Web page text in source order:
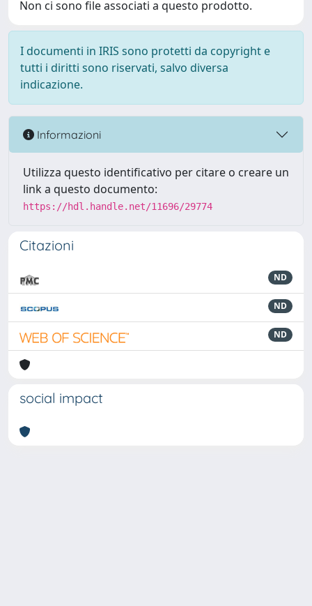
Non ci sono file associati a questo prodotto.
I documenti in IRIS sono protetti da copyright e
tutti i diritti sono riservati, salvo diversa
indicazione.
Informazioni
Utilizza questo identificativo per citare o creare un
link a questo documento:
https://hdl.handle.net/11696/29774
Citazioni
ND
ND
ND
social impact